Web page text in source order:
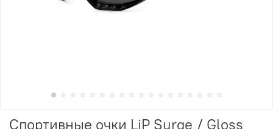
Спортивные очки LiP Surge / Gloss